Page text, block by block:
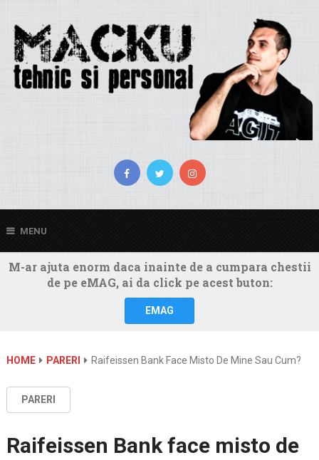
MENU
M-ar ajuta enorm daca inainte de a cumpara chestii
de pe eMAG, ai da click pe acest buton:
EMAG
HOME PARERI Raifeissen Bank Face Misto De Mine Sau Cum?
PARERI
Raifeissen Bank face misto de